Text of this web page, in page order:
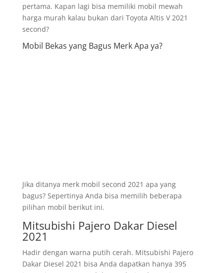
pertama. Kapan lagi bisa memiliki mobil mewah
harga murah kalau bukan dari Toyota Altis V 2021
second?
Mobil Bekas yang Bagus Merk Apa ya?
Jika ditanya merk mobil second 2021 apa yang
bagus? Sepertinya Anda bisa memilih beberapa
pilihan mobil berikut ini.
Mitsubishi Pajero Dakar Diesel
2021
Hadir dengan warna putih cerah. Mitsubishi Pajero
Dakar Diesel 2021 bisa Anda dapatkan hanya 395